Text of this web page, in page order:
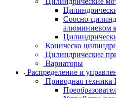
Соосно-
алюминиевом
Коническо
Цилиндрические
Вариаторы
Распределение и
Приводная